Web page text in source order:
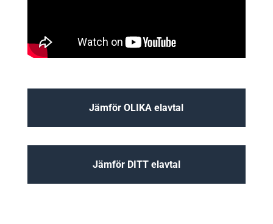
Jämför OLIKA elavtal
Jämför DITT elavtal